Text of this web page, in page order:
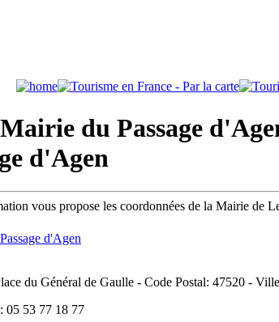
Mairie du Passage
d'Agen
vous propose les coordonnées de la Mairie de
d'Agen
du Général de Gaulle - Code Postal: 47520 -
: 05 53 77 18 77